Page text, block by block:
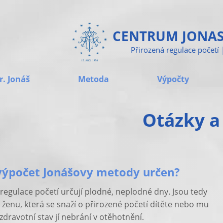
CENTRUM
Přirozená regulace početí
Jonáš Metoda Výpočty
Otázky
Jonášovy metody určen?
početí určují plodné, neplodné dny. Jsou tedy
která se snaží o přirozené početí dítěte nebo mu
stav jí nebrání v otěhotnění.